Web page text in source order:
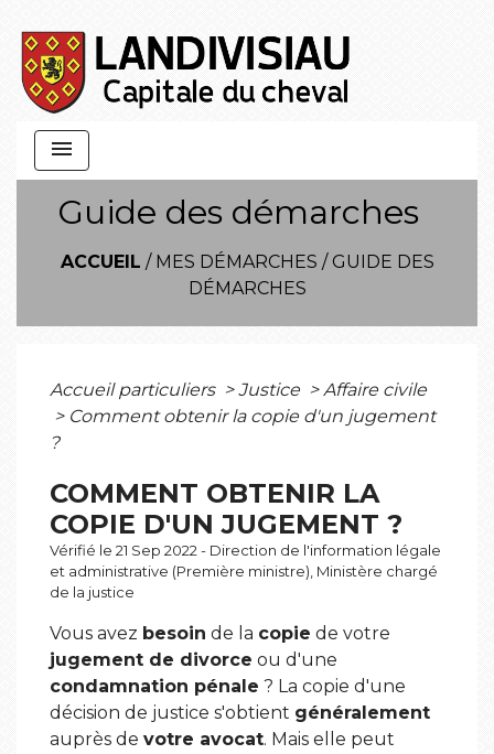
menu
Guide des démarches
ACCUEIL / MES DÉMARCHES / GUIDE DES
DÉMARCHES
Accueil particuliers > Justice > Affaire civile
> Comment obtenir la copie d'un jugement
?
COMMENT OBTENIR LA
COPIE D'UN JUGEMENT ?
Vérifié le 21 Sep 2022 - Direction de l'information légale
et administrative (Première ministre), Ministère chargé
de la justice
Vous avez besoin de la copie de votre
jugement de divorce ou d'une
condamnation pénale ? La copie d'une
décision de justice s'obtient généralement
auprès de votre avocat. Mais elle peut